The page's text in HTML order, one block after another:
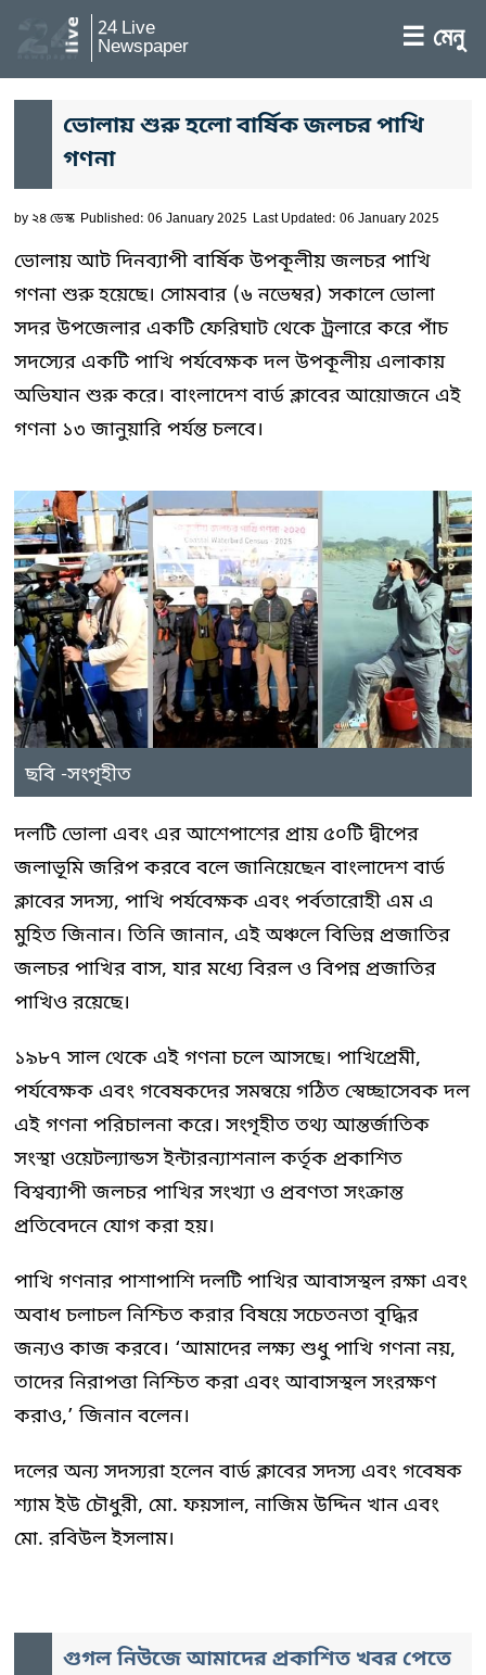
24 Live
Newspaper ☰ মেনু
ভোলায় শুরু হলো বার্ষিক জলচর পাখি
গণনা
by২৪ ডেস্ক Published: 06 January 2025 Last Updated: 06 January 2025
ভোলায় আট দিনব্যাপী বার্ষিক উপকূলীয় জলচর পাখি
গণনা শুরু হয়েছে। সোমবার (৬ নভেম্বর) সকালে ভোলা
সদর উপজেলার একটি ফেরিঘাট থেকে ট্রলারে করে পাঁচ
সদস্যের একটি পাখি পর্যবেক্ষক দল উপকূলীয় এলাকায়
অভিযান শুরু করে। বাংলাদেশ বার্ড ক্লাবের আয়োজনে এই
গণনা ১৩ জানুয়ারি পর্যন্ত চলবে।
ছবি -সংগৃহীত
দলটি ভোলা এবং এর আশেপাশের প্রায় ৫০টি দ্বীপের
জলাভূমি জরিপ করবে বলে জানিয়েছেন বাংলাদেশ বার্ড
ক্লাবের সদস্য, পাখি পর্যবেক্ষক এবং পর্বতারোহী এম এ
মুহিত জিনান। তিনি জানান, এই অঞ্চলে বিভিন্ন প্রজাতির
জলচর পাখির বাস, যার মধ্যে বিরল ও বিপন্ন প্রজাতির
পাখিও রয়েছে।
১৯৮৭ সাল থেকে এই গণনা চলে আসছে। পাখিপ্রেমী,
পর্যবেক্ষক এবং গবেষকদের সমন্বয়ে গঠিত স্বেচ্ছাসেবক দল
এই গণনা পরিচালনা করে। সংগৃহীত তথ্য আন্তর্জাতিক
সংস্থা ওয়েটল্যান্ডস ইন্টারন্যাশনাল কর্তৃক প্রকাশিত
বিশ্বব্যাপী জলচর পাখির সংখ্যা ও প্রবণতা সংক্রান্ত
প্রতিবেদনে যোগ করা হয়।
পাখি গণনার পাশাপাশি দলটি পাখির আবাসস্থল রক্ষা এবং
অবাধ চলাচল নিশ্চিত করার বিষয়ে সচেতনতা বৃদ্ধির
জন্যও কাজ করবে। ‘আমাদের লক্ষ্য শুধু পাখি গণনা নয়,
তাদের নিরাপত্তা নিশ্চিত করা এবং আবাসস্থল সংরক্ষণ
করাও,’ জিনান বলেন।
দলের অন্য সদস্যরা হলেন বার্ড ক্লাবের সদস্য এবং গবেষক
শ্যাম ইউ চৌধুরী, মো. ফয়সাল, নাজিম উদ্দিন খান এবং
মো. রবিউল ইসলাম।
গুগল নিউজে আমাদের প্রকাশিত খবর পেতে